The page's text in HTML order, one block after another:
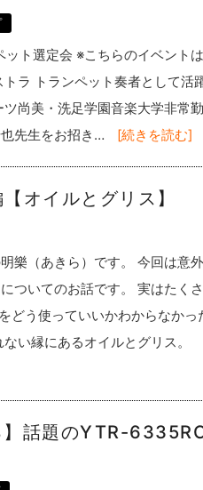
ト選定会 ※こちらのイベント
ラ トランペット奏者として活
尚美・洗足学園音楽大学非常
先生をお招き…
[続きを読む]
オイルとグリス】
樂（あきら）です。 今回は意
ついてのお話です。 実はたく
どう使っていいかわからなかっ
い縁にあるオイルとグリス。
】話題のYTR-